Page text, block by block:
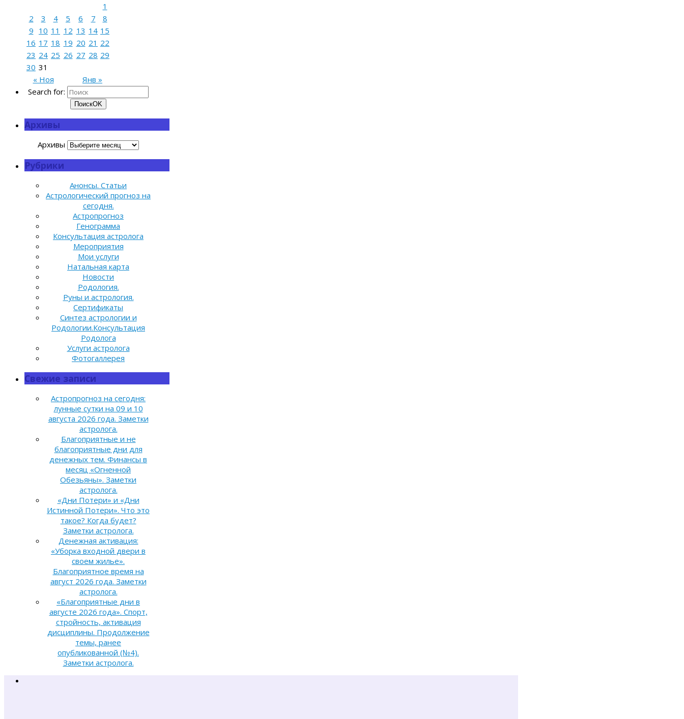
« Ноя Янв »
1
2
3 4 5 6 7
8
9 10 11 12 13 14 15
16 17 18 19 20 21 22
23 24 25 26 27 28 29
30 31
Search for:
ПоискOK
Архивы
Архивы
Рубрики
Анонсы. Статьи
Астрологический прогноз на
сегодня.
Астропрогноз
Генограмма
Консультация астролога
Мероприятия
Мои услуги
Натальная карта
Новости
Родология.
Руны и астрология.
Сертификаты
Синтез астрологии и
Родологии.Консультация
Родолога
Услуги астролога
Фотогаллерея
Свежие записи
Астропрогноз на сегодня:
лунные сутки на 09 и 10
августа 2026 года. Заметки
астролога.
Благоприятные и не
благоприятные дни для
денежных тем. Финансы в
месяц «Огненной
Обезьяны». Заметки
астролога.
«Дни Потери» и «Дни
Истинной Потери». Что это
такое? Когда будет?
Заметки астролога.
Денежная активация:
«Уборка входной двери в
своем жилье».
Благоприятное время на
август 2026 года. Заметки
астролога.
«Благоприятные дни в
августе 2026 года». Спорт,
стройность, активация
дисциплины. Продолжение
темы, ранее
опубликованной (№4).
Заметки астролога.